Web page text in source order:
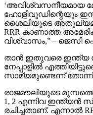
‘അവിശ്വസനീയമായ
ഹോളിവുഡിന്റെയും
ശൈലിയുടെ
RRR കാണാത്ത
വിശ്വാസം,” –
താന്‍ ഇതുവരെ ഇന്ത്യ
നേപ്പാളില്‍
സാമ്യമുണ്ടെന്ന്
രാജമൗലിയുടെ
1, 2 എന്നിവ ഇന്ത്യന്‍
രചിച്ചതാണ്. എന്നാല്‍